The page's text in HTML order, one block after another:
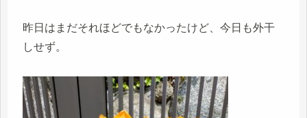
昨日はまだそれほどでもなかったけど、今日も外干
しせず。